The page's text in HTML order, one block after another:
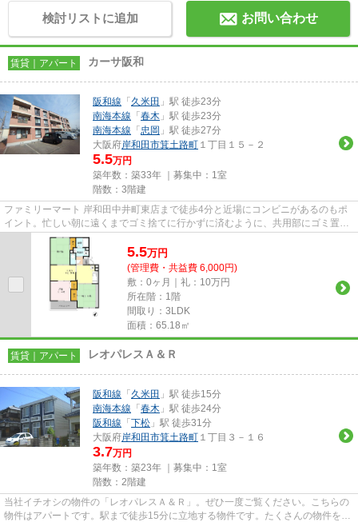
検討リストに追加 お問い合わせ
賃貸｜アパート カーサ阪和
阪和線 「 久米田 」駅 徒歩23分
南海本線 「 春木 」駅 徒歩23分
南海本線 「 忠岡 」駅 徒歩27分
大阪府岸和田市箕土路町 １丁目１５－２
5.5万円
築年数：築33年 ｜募集中： 1室
階数：3階建
ファミリーマート 岸和田中井町東店まで徒歩4分と近場にコンビニがあるのもポ
イント。忙しい朝に遠くまでゴミ捨てに行かずに済むように、共用部にゴミ置き
場があります。こちらの物件...
5.5万円
(管理費・共益費 6,000円)
敷：0ヶ月｜礼：10万円
所在階：1階
間取り：3LDK
面積：65.18㎡
賃貸｜アパート レオパレスＡ＆Ｒ
阪和線 「 久米田 」駅 徒歩15分
南海本線 「 春木 」駅 徒歩24分
阪和線 「 下松 」駅 徒歩31分
大阪府岸和田市箕土路町 １丁目３－１６
3.7万円
築年数：築23年 ｜募集中： 1室
階数：2階建
当社イチオシの物件の「レオパレスＡ＆Ｒ」。ぜひ一度ご覧ください。こちらの
物件はアパートです。駅まで徒歩15分に立地する物件です。たくさんの物件をご